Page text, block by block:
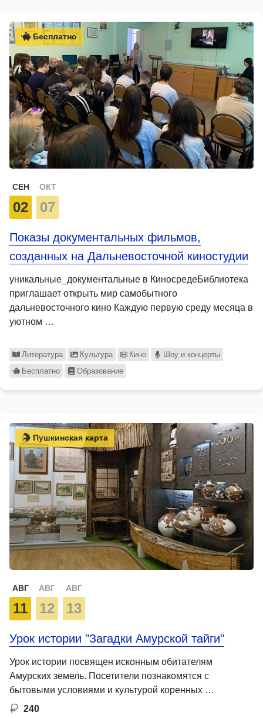
Бесплатно
СЕН
02
ОКТ
07
Показы документальных фильмов,
созданных на Дальневосточной киностудии
уникальные_документальные в КиносредеБиблиотека
приглашает открыть мир самобытного
дальневосточного кино Каждую первую среду месяца в
уютном …
Литература Культура Кино
Шоу и концерты
Бесплатно
Образование
Пушкинская карта
АВГ
11
АВГ
12
АВГ
13
Урок истории "Загадки Амурской тайги"
Урок истории посвящен исконным обитателям
Амурских земель. Посетители познакомятся с
бытовыми условиями и культурой коренных …
240